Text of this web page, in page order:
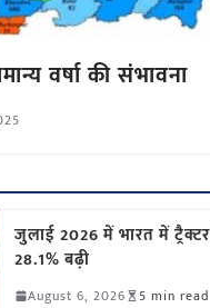
वर्षा की संभावना
जुलाई 2026 में भारत में ट्रैक्टर
28.1% बढ़ी
August 6, 2026 5 min read